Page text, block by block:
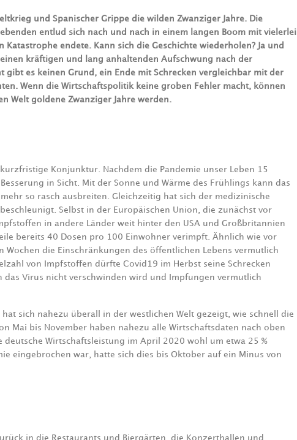
und Spanischer Grippe die wilden Zwanziger Jahre. Die
entlud sich nach und nach in einem langen Boom mit vielerlei
Katastrophe endete. Kann sich die Geschichte wiederholen? Ja und
kräftigen und lang anhaltenden Aufschwung nach der
gibt es keinen Grund, ein Ende mit Schrecken vergleichbar mit der
Wenn die Wirtschaftspolitik keine groben Fehler macht, können
Welt goldene Zwanziger Jahre werden.
Konjunktur. Nachdem die Pandemie unser Leben 15
in Sicht. Mit der Sonne und Wärme des Frühlings kann das
so rasch ausbreiten. Gleichzeitig hat sich der medizinische
Selbst in der Europäischen Union, die zunächst vor
in andere Länder weit hinter den USA und Großbritannien
bereits 40 Dosen pro 100 Einwohner verimpft. Ähnlich wie vor
Wochen die Einschränkungen des öffentlichen Lebens vermutlich
von Impfstoffen dürfte Covid19 im Herbst seine Schrecken
das Virus nicht verschwinden wird und Impfungen vermutlich
sich nahezu überall in der westlichen Welt gezeigt, wie schnell die
Mai bis November haben nahezu alle Wirtschaftsdaten nach oben
deutsche Wirtschaftsleistung im April 2020 wohl um etwa 25 %
eingebrochen war, hatte sich dies bis Oktober auf ein Minus von
in die Restaurants und Biergärten, die Konzerthallen und